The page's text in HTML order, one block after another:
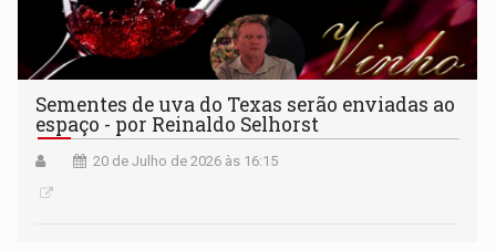
Sementes de uva do Texas serão enviadas ao
espaço - por Reinaldo Selhorst
20 de Julho de 2026 às 16:15